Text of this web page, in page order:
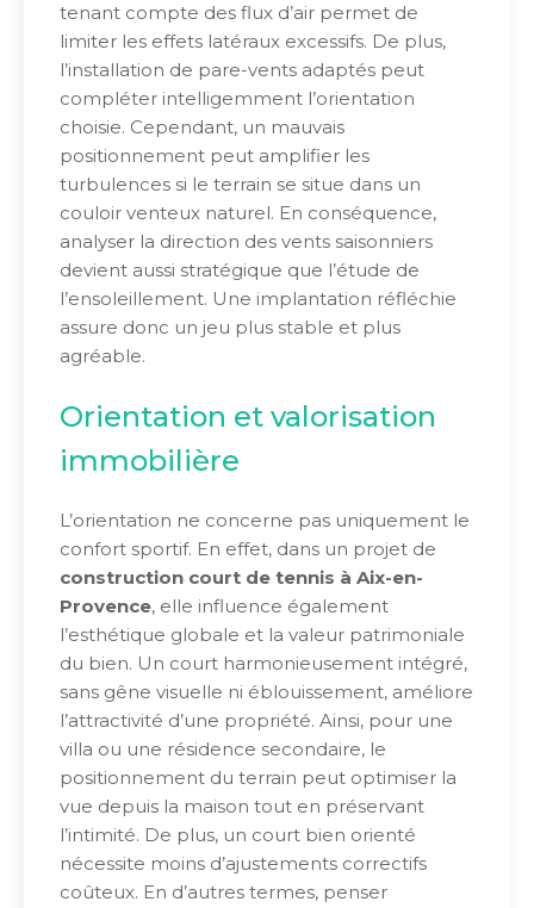
tenant compte des flux d’air permet de
limiter les effets latéraux excessifs. De plus,
l’installation de pare-vents adaptés peut
compléter intelligemment l’orientation
choisie. Cependant, un mauvais
positionnement peut amplifier les
turbulences si le terrain se situe dans un
couloir venteux naturel. En conséquence,
analyser la direction des vents saisonniers
devient aussi stratégique que l’étude de
l’ensoleillement. Une implantation réfléchie
assure donc un jeu plus stable et plus
agréable.
Orientation et valorisation
immobilière
L’orientation ne concerne pas uniquement le
confort sportif. En effet, dans un projet de
construction court de tennis à Aix-en-
Provence, elle influence également
l’esthétique globale et la valeur patrimoniale
du bien. Un court harmonieusement intégré,
sans gêne visuelle ni éblouissement, améliore
l’attractivité d’une propriété. Ainsi, pour une
villa ou une résidence secondaire, le
positionnement du terrain peut optimiser la
vue depuis la maison tout en préservant
l’intimité. De plus, un court bien orienté
nécessite moins d’ajustements correctifs
coûteux. En d’autres termes, penser